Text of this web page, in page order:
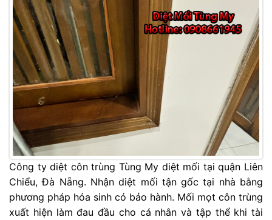
Công ty diệt côn trùng Tùng My diệt mối tại quận Liên
Chiểu, Đà Nẵng. Nhận diệt mối tận gốc tại nhà bằng
phương pháp hóa sinh có bảo hành. Mối mọt côn trùng
xuất hiện làm đau đầu cho cá nhân và tập thể khi tài